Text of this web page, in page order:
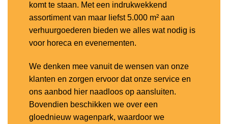
komt te staan. Met een indrukwekkend
assortiment van maar liefst 5.000 m² aan
verhuurgoederen bieden we alles wat nodig is
voor horeca en evenementen.
We denken mee vanuit de wensen van onze
klanten en zorgen ervoor dat onze service en
ons aanbod hier naadloos op aansluiten.
Bovendien beschikken we over een
gloednieuw wagenpark, waardoor we